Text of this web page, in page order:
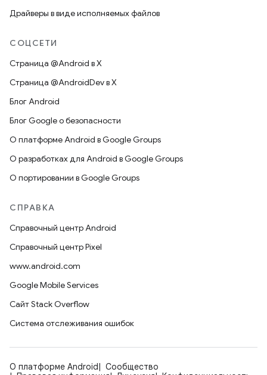
Драйверы в виде исполняемых файлов
СОЦСЕТИ
Страница @Android в X
Страница @AndroidDev в X
Блог Android
Блог Google о безопасности
О платформе Android в Google Groups
О разработках для Android в Google Groups
О портировании в Google Groups
СПРАВКА
Справочный центр Android
Справочный центр Pixel
www.android.com
Google Mobile Services
Сайт Stack Overflow
Система отслеживания ошибок
О платформе Android
Сообщество